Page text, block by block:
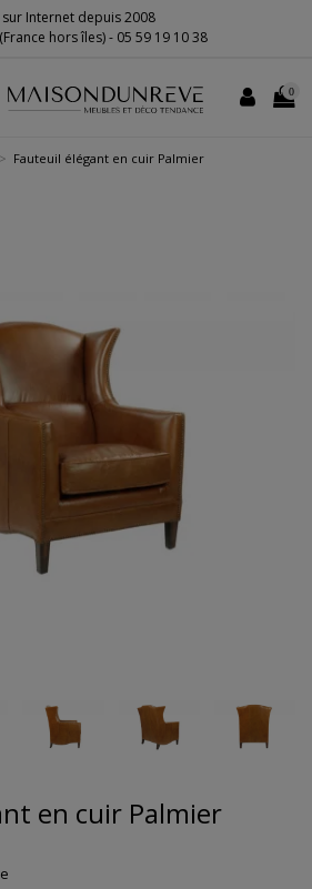
Internet depuis 2008
hors îles) - 05 59 19 10 38
0
Fauteuil élégant en cuir Palmier
en cuir Palmier